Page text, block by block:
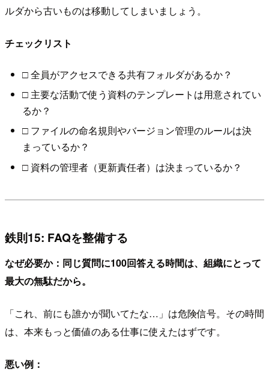
ルダから古いものは移動してしまいましょう。
チェックリスト
□ 全員がアクセスできる共有フォルダがあるか？
□ 主要な活動で使う資料のテンプレートは用意されてい
るか？
□ ファイルの命名規則やバージョン管理のルールは決
まっているか？
□ 資料の管理者（更新責任者）は決まっているか？
鉄則15: FAQを整備する
なぜ必要か：同じ質問に100回答える時間は、組織にとって
最大の無駄だから。
「これ、前にも誰かが聞いてたな…」は危険信号。その時間
は、本来もっと価値のある仕事に使えたはずです。
悪い例：